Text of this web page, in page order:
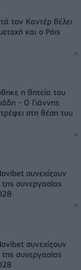
τον Καντέρ θέλει
και ο Ρόις
η θητεία του
- Ο Γιάννης
στη θέση του
συνεχίζουν
συνεργασίας
συνεχίζουν
συνεργασίας